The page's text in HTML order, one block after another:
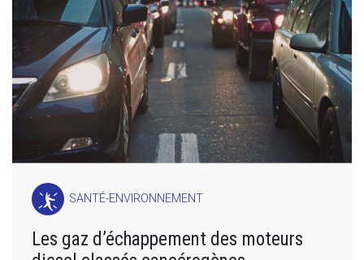
SANTÉ-ENVIRONNEMENT
Les gaz d’échappement des moteurs